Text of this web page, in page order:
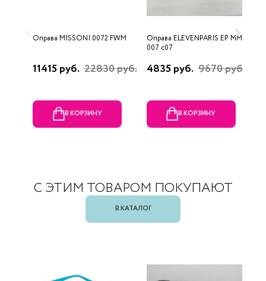
Оправа MISSONI 0072 FWM
11415 руб. 22830 руб.
В КОРЗИНУ
Оправа ELEVENPARIS EP MM
007 c07
4835 руб. 9670 руб.
В КОРЗИНУ
С ЭТИМ ТОВАРОМ ПОКУПАЮТ
В КАТАЛОГ